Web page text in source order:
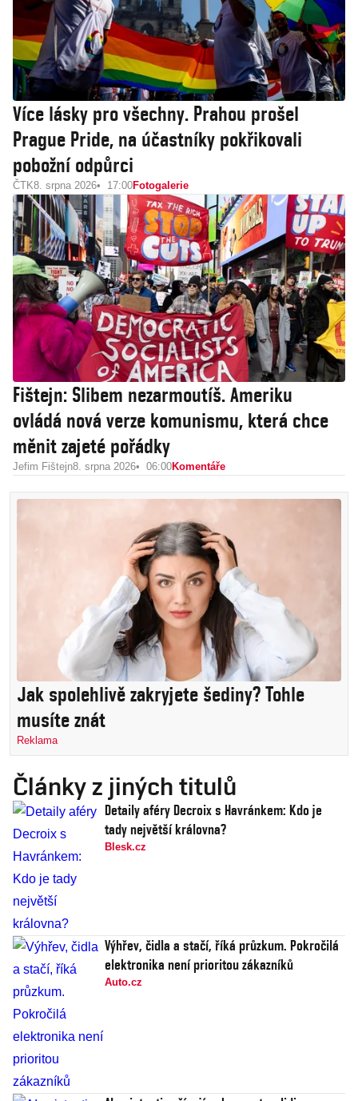
Více lásky pro všechny. Prahou prošel
Prague Pride, na účastníky pokřikovali
pobožní odpůrci
ČTK8. srpna 2026 17:00Fotogalerie
Fištejn: Slibem nezarmoutíš. Ameriku
ovládá nová verze komunismu, která chce
měnit zajeté pořádky
Jefim Fištejn8. srpna 2026 06:00Komentáře
Jak spolehlivě zakryjete šediny? Tohle
musíte znát
Reklama
Články z jiných titulů
Detaily aféry Decroix s Havránkem: Kdo je
tady největší královna?
Blesk.cz
Výhřev, čidla a stačí, říká průzkum. Pokročilá
elektronika není prioritou zákazníků
Auto.cz